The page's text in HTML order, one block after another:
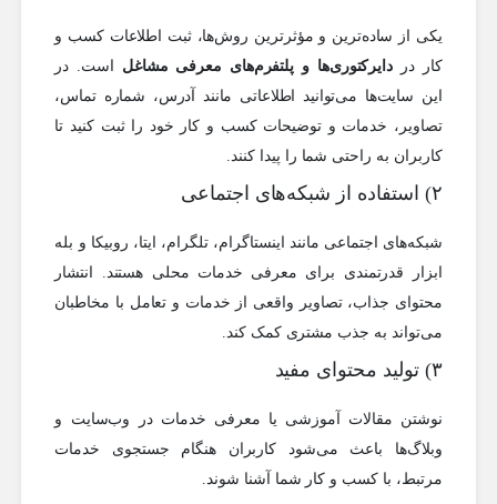
یکی از ساده‌ترین و مؤثرترین روش‌ها، ثبت اطلاعات کسب و
کار در دایرکتوری‌ها و پلتفرم‌های معرفی مشاغل است. در
این سایت‌ها می‌توانید اطلاعاتی مانند آدرس، شماره تماس،
تصاویر، خدمات و توضیحات کسب و کار خود را ثبت کنید تا
کاربران به راحتی شما را پیدا کنند.
۲) استفاده از شبکه‌های اجتماعی
شبکه‌های اجتماعی مانند اینستاگرام، تلگرام، ایتا، روبیکا و بله
ابزار قدرتمندی برای معرفی خدمات محلی هستند. انتشار
محتوای جذاب، تصاویر واقعی از خدمات و تعامل با مخاطبان
می‌تواند به جذب مشتری کمک کند.
۳) تولید محتوای مفید
نوشتن مقالات آموزشی یا معرفی خدمات در وب‌سایت و
وبلاگ‌ها باعث می‌شود کاربران هنگام جستجوی خدمات
مرتبط، با کسب و کار شما آشنا شوند.